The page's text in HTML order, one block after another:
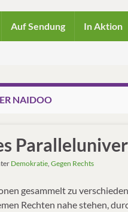
Auf Sendung In Aktion
NAIDOO
Demokratie Gegen Rechts
gesammelt zu
Rechten nahe stehen,